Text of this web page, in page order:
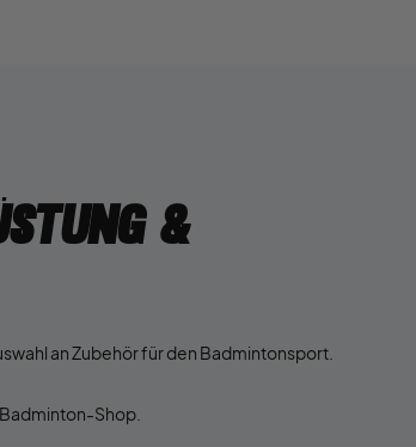
&
an Zubehör für den Badmintonsport.
Shop.